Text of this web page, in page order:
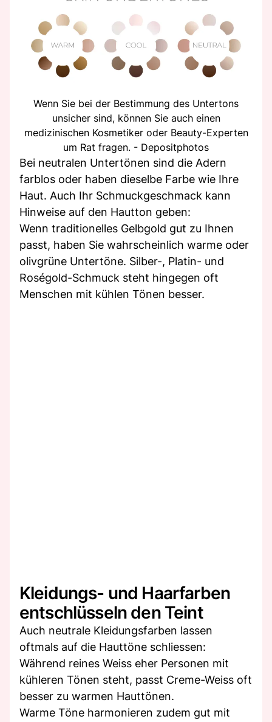
Wenn Sie bei der Bestimmung des Untertons
unsicher sind, können Sie auch einen
medizinischen Kosmetiker oder Beauty-Experten
um Rat fragen. - Depositphotos
Bei neutralen Untertönen sind die Adern
farblos oder haben dieselbe Farbe wie Ihre
Haut. Auch Ihr Schmuckgeschmack kann
Hinweise auf den Hautton geben:
Wenn traditionelles Gelbgold gut zu Ihnen
passt, haben Sie wahrscheinlich warme oder
olivgrüne Untertöne. Silber-, Platin- und
Roségold-Schmuck steht hingegen oft
Menschen mit kühlen Tönen besser.
Kleidungs- und Haarfarben
entschlüsseln den Teint
Auch neutrale Kleidungsfarben lassen
oftmals auf die Hauttöne schliessen:
Während reines Weiss eher Personen mit
kühleren Tönen steht, passt Creme-Weiss oft
besser zu warmen Hauttönen.
Warme Töne harmonieren zudem gut mit